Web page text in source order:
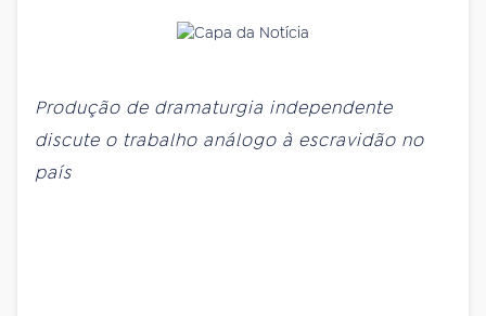
Produção de dramaturgia independente
discute o trabalho análogo à escravidão no
país